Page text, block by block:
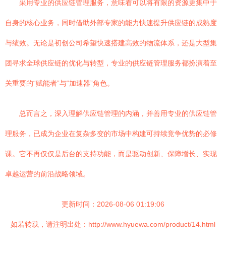
采用专业的供应链管理服务，意味着可以将有限的资源更集中于
自身的核心业务，同时借助外部专家的能力快速提升供应链的成熟度
与绩效。无论是初创公司希望快速搭建高效的物流体系，还是大型集
团寻求全球供应链的优化与转型，专业的供应链管理服务都扮演着至
关重要的“赋能者”与“加速器”角色。
总而言之，深入理解供应链管理的内涵，并善用专业的供应链管
理服务，已成为企业在复杂多变的市场中构建可持续竞争优势的必修
课。它不再仅仅是后台的支持功能，而是驱动创新、保障增长、实现
卓越运营的前沿战略领域。
更新时间：2026-08-06 01:19:06
如若转载，请注明出处：http://www.hyuewa.com/product/14.html